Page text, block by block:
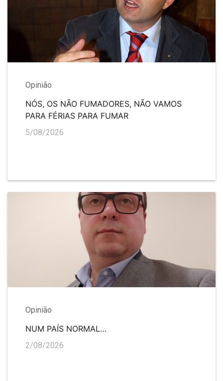
Opinião
NÓS, OS NÃO FUMADORES, NÃO VAMOS
PARA FÉRIAS PARA FUMAR
5/08/2026
Opinião
NUM PAÍS NORMAL…
2/08/2026